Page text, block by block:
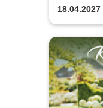
18.04.2027